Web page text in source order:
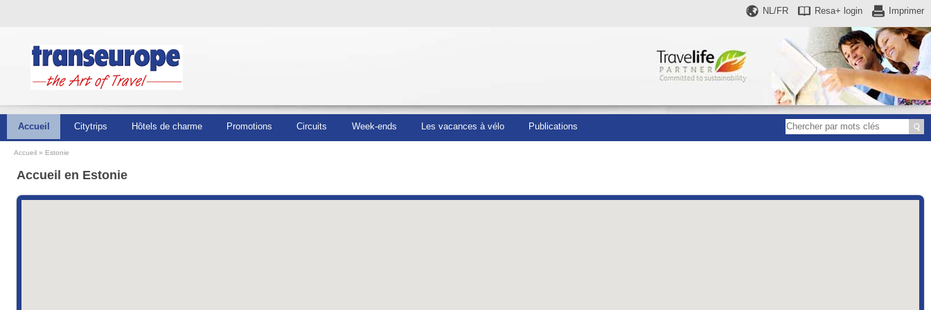
Imprimer
Resa+ login
NL/FR
Accueil Citytrips Hôtels de charme Promotions Circuits Week-ends Les vacances à vélo Publications
Accueil Estonie
Accueil en Estonie